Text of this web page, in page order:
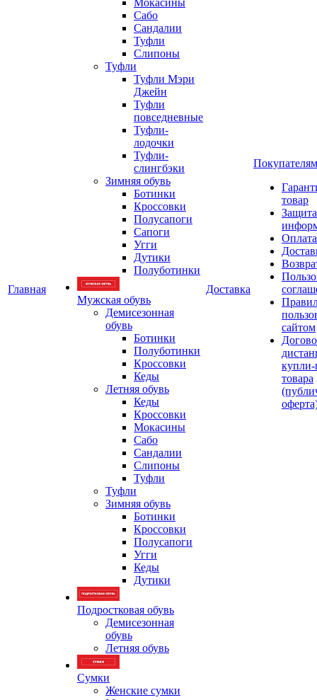
Главная
Мокасины
Сабо
Сандалии
Туфли
Слипоны
Туфли
Туфли Мэри
Джейн
Туфли
повседневные
Туфли-
лодочки
Туфли-
слингбэки
Зимняя обувь
Ботинки
Кроссовки
Полусапоги
Сапоги
Угги
Дутики
Полуботинки
Мужская обувь
Демисезонная
обувь
Ботинки
Полуботинки
Кроссовки
Кеды
Летняя обувь
Кеды
Кроссовки
Мокасины
Сабо
Сандалии
Слипоны
Туфли
Туфли
Зимняя обувь
Ботинки
Кроссовки
Полусапоги
Угги
Кеды
Дутики
Подростковая обувь
Демисезонная
обувь
Летняя обувь
Сумки
Женские сумки
Доставка
Покупателям
товар
Защита
Оплата
сайтом
товара